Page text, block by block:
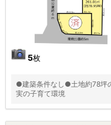
5枚
●建築条件なし●土地約78坪
実の子育て環境